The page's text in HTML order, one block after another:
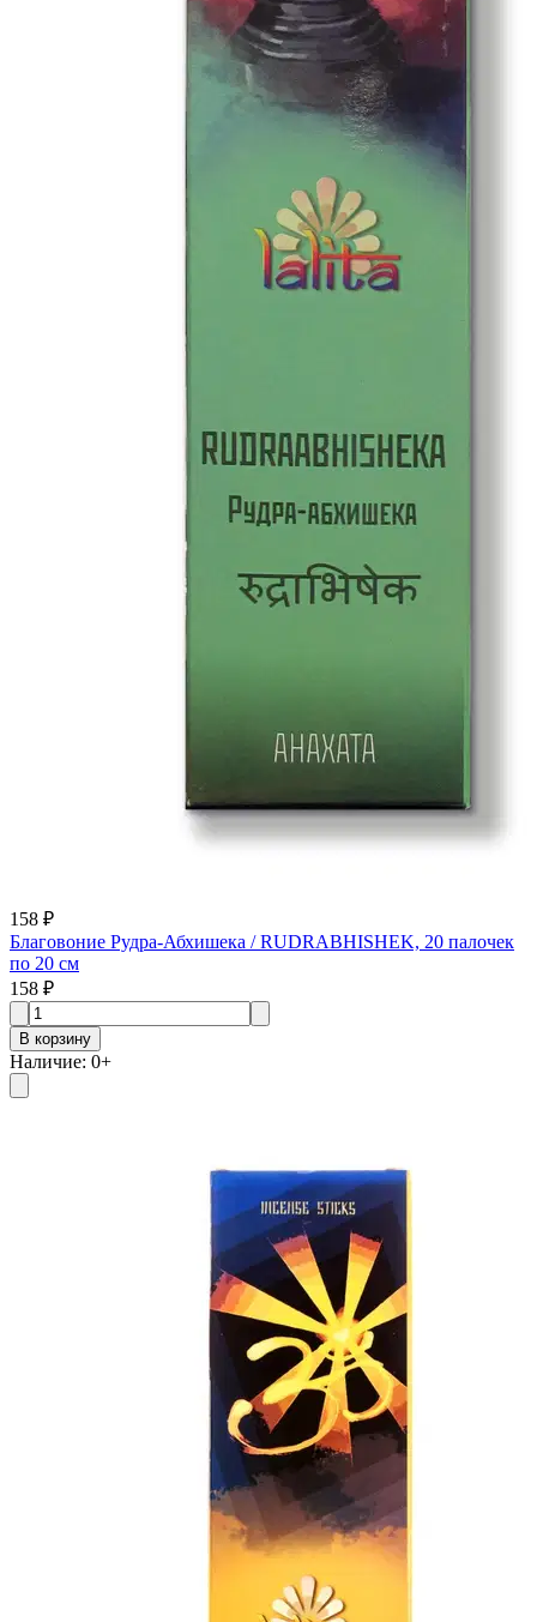
158 ₽
Благовоние Рудра-Абхишека / RUDRABHISHEK, 20 палочек
по 20 см
158 ₽
В корзину
Наличие: 0+